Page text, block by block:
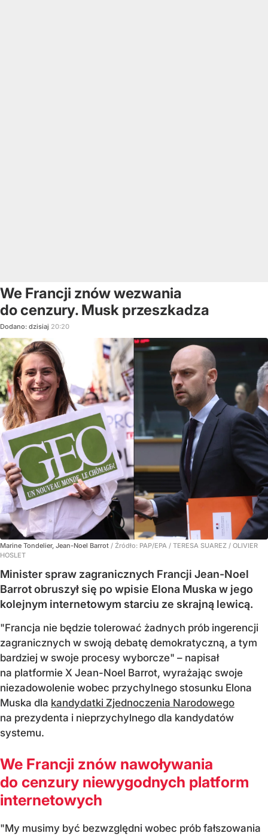
We Francji znów wezwania
do cenzury. Musk przeszkadza
Dodano: dzisiaj 20:20
Marine Tondelier, Jean-Noel Barrot / Źródło: PAP/EPA / TERESA SUAREZ / OLIVIER
HOSLET
Minister spraw zagranicznych Francji Jean-Noel
Barrot obruszył się po wpisie Elona Muska w jego
kolejnym internetowym starciu ze skrajną lewicą.
"Francja nie będzie tolerować żadnych prób ingerencji
zagranicznych w swoją debatę demokratyczną, a tym
bardziej w swoje procesy wyborcze" – napisał
na platformie X Jean-Noel Barrot, wyrażając swoje
niezadowolenie wobec przychylnego stosunku Elona
Muska dla kandydatki Zjednoczenia Narodowego
na prezydenta i nieprzychylnego dla kandydatów
systemu.
We Francji znów nawoływania
do cenzury niewygodnych platform
internetowych
"My musimy być bezwzględni wobec prób fałszowania